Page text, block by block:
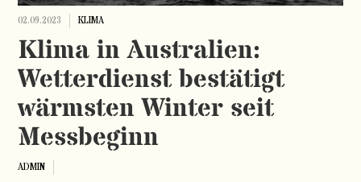
02.09.2023 KLIMA
Klima in Australien:
Wetterdienst bestätigt
wärmsten Winter seit
Messbeginn
ADMIN